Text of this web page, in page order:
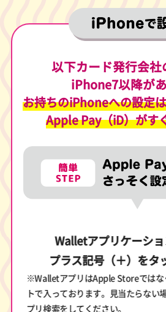
以下カード発行会社
iPhone7以降があ
お持ちのiPhoneへの設定
Apple Pay（iD）がす
Walletアプリケーショ
プラス記号（＋）をタ
※WalletアプリはApple Storeでは
トで入っております。 見当たらない
プリ検索をしてください。